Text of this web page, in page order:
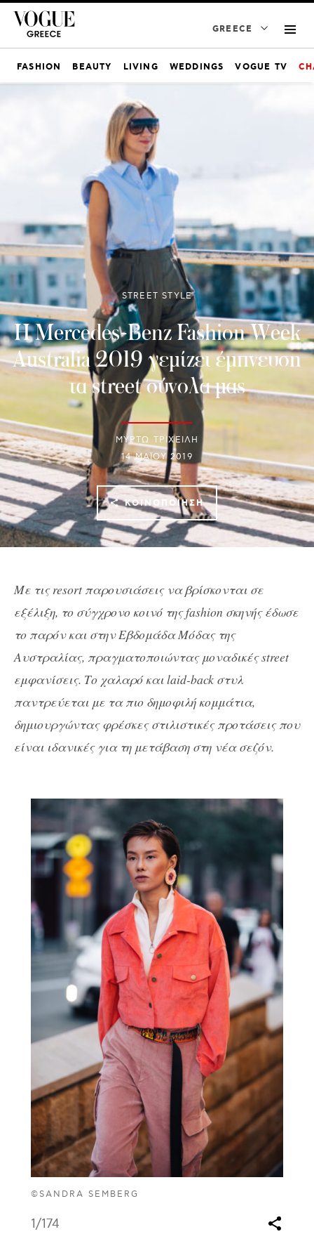
GREECE
FASHION BEAUTY LIVING WEDDINGS VOGUE TV
STREET STYLE
Η Mercedes-Benz Fashion Week
Australia 2019 γεμίζει έμπνευση
τα street σύνολα μας
ΜΥΡΤΩ ΤΡΙΧΕΙΛΗ
14 ΜΑΪ́ΟΥ 2019
ΚΟΙΝΟΠΟΊΗΣΗ
Με τις resort παρουσιάσεις να βρίσκονται σε
εξέλιξη, το σύγχρονο κοινό της fashion σκηνής έδωσε
το παρόν και στην Εβδομάδα Μόδας της
Αυστραλίας, πραγματοποιώντας μοναδικές street
εμφανίσεις. Το χαλαρό και laid-back στυλ
παντρεύεται με τα πιο δημοφιλή κομμάτια,
δημιουργώντας φρέσκες στιλιστικές προτάσεις που
είναι ιδανικές για τη μετάβαση στη νέα σεζόν.
©SANDRA SEMBERG
1/174